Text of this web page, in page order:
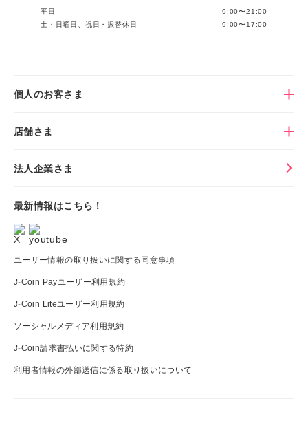
平日
9:00〜21:00
土・日曜日、祝日・振替休日
9:00〜17:00
個人のお客さま
店舗さま
法人企業さま
最新情報はこちら！
ユーザー情報の取り扱いに関する同意事項
J-Coin Payユーザー利用規約
J-Coin Liteユーザー利用規約
ソーシャルメディア利用規約
J-Coin請求書払いに関する特約
利用者情報の外部送信に係る取り扱いについて